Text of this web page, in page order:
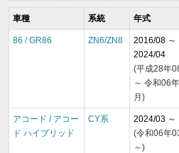
車種 系統 年式
86 / GR86 ZN6/ZN8
2016/08 ～
2024/04
(平成28年
～ 令和06
月)
アコード / アコー
ド ハイブリッド
CY系
2024/03 ～
(令和06年
～)